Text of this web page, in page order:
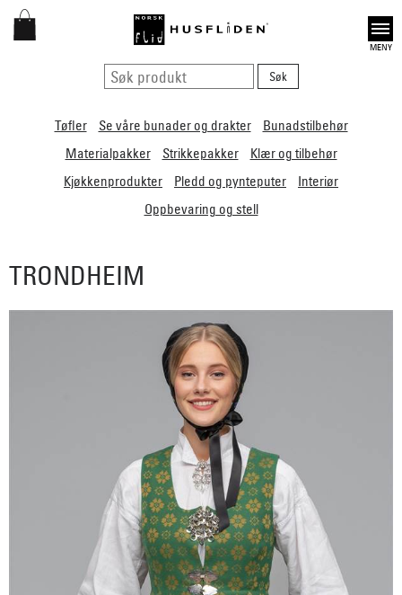
Open
Tøfler Se våre bunader og drakter
Bunadstilbehør
Materialpakker
Strikkepakker
Klær og tilbehør
Kjøkkenprodukter
Pledd og pynteputer
Interiør
Oppbevaring og stell
TRONDHEIM